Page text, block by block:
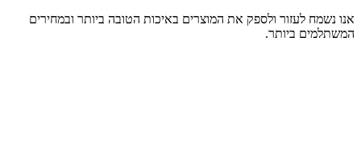
אנו נשמח לעזור ולספק את המוצרים באיכות הטובה ביותר ובמחירים
המשתלמים ביותר.